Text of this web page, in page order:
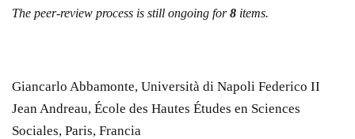
The peer-review process is still ongoing for8 items.
Giancarlo Abbamonte, Università di Napoli Federico II
Jean Andreau, École des Hautes Études en Sciences
Sociales, Paris, Francia